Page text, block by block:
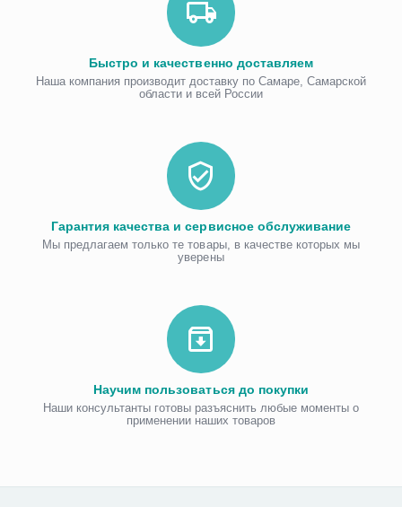
Быстро и качественно доставляем
Наша компания производит доставку по Самаре, Самарской
области и всей России
Гарантия качества и сервисное обслуживание
Мы предлагаем только те товары, в качестве которых мы
уверены
Научим пользоваться до покупки
Наши консультанты готовы разъяснить любые моменты о
применении наших товаров